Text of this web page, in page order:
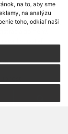
na to, aby sme
na analýzu
toho, odkiaľ naši
s využitím RSS
stránok,web portál
domény